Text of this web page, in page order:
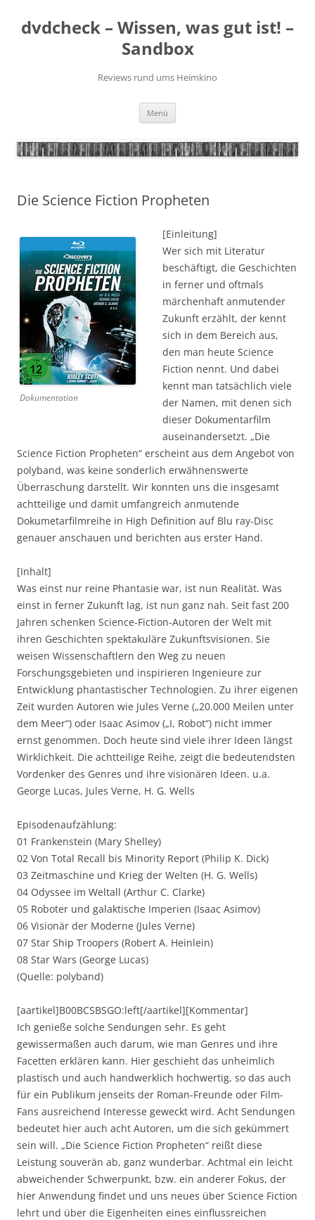
springen
dvdcheck – Wissen, was gut ist! –
Sandbox
Reviews rund ums Heimkino
Menü
Die Science Fiction Propheten
Dokumentation
[Einleitung]
Wer sich mit Literatur
beschäftigt, die Geschichten
in ferner und oftmals
märchenhaft anmutender
Zukunft erzählt, der kennt
sich in dem Bereich aus,
den man heute Science
Fiction nennt. Und dabei
kennt man tatsächlich viele
der Namen, mit denen sich
dieser Dokumentarfilm
auseinandersetzt. „Die
Science Fiction Propheten“ erscheint aus dem Angebot von
polyband, was keine sonderlich erwähnenswerte
Überraschung darstellt. Wir konnten uns die insgesamt
achtteilige und damit umfangreich anmutende
Dokumetarfilmreihe in High Definition auf Blu ray-Disc
genauer anschauen und berichten aus erster Hand.
[Inhalt]
Was einst nur reine Phantasie war, ist nun Realität. Was
einst in ferner Zukunft lag, ist nun ganz nah. Seit fast 200
Jahren schenken Science-Fiction-Autoren der Welt mit
ihren Geschichten spektakuläre Zukunftsvisionen. Sie
weisen Wissenschaftlern den Weg zu neuen
Forschungsgebieten und inspirieren Ingenieure zur
Entwicklung phantastischer Technologien. Zu ihrer eigenen
Zeit wurden Autoren wie Jules Verne („20.000 Meilen unter
dem Meer“) oder Isaac Asimov („I, Robot“) nicht immer
ernst genommen. Doch heute sind viele ihrer Ideen längst
Wirklichkeit. Die achtteilige Reihe, zeigt die bedeutendsten
Vordenker des Genres und ihre visionären Ideen. u.a.
George Lucas, Jules Verne, H. G. Wells
Episodenaufzählung:
01 Frankenstein (Mary Shelley)
02 Von Total Recall bis Minority Report (Philip K. Dick)
03 Zeitmaschine und Krieg der Welten (H. G. Wells)
04 Odyssee im Weltall (Arthur C. Clarke)
05 Roboter und galaktische Imperien (Isaac Asimov)
06 Visionär der Moderne (Jules Verne)
07 Star Ship Troopers (Robert A. Heinlein)
08 Star Wars (George Lucas)
(Quelle: polyband)
[aartikel]B00BCSBSGO:left[/aartikel][Kommentar]
Ich genieße solche Sendungen sehr. Es geht
gewissermaßen auch darum, wie man Genres und ihre
Facetten erklären kann. Hier geschieht das unheimlich
plastisch und auch handwerklich hochwertig, so das auch
für ein Publikum jenseits der Roman-Freunde oder Film-
Fans ausreichend Interesse geweckt wird. Acht Sendungen
bedeutet hier auch acht Autoren, um die sich gekümmert
sein will. „Die Science Fiction Propheten“ reißt diese
Leistung souverän ab, ganz wunderbar. Achtmal ein leicht
abweichender Schwerpunkt, bzw. ein anderer Fokus, der
hier Anwendung findet und uns neues über Science Fiction
lehrt und über die Eigenheiten eines einflussreichen